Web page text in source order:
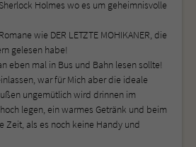
Holmes wo es um geheimnisvolle
wie DER LETZTE MOHIKANER, die
gelesen habe!
eben mal in Bus und Bahn lesen sollte!
war für Mich aber die ideale
ungemütlich wird drinnen im
legen, ein warmes Getränk und beim
Zeit, als es noch keine Handy und